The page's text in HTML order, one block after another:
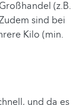
(z.B.
sind bei
Kilo (min.
und da es